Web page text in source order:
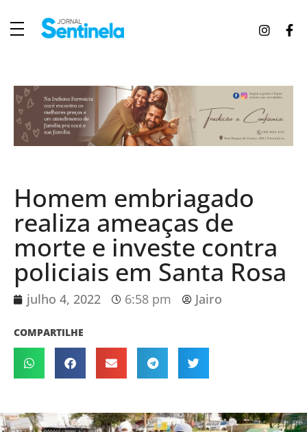
Homem embriagado
realiza ameaças de
morte e investe contra
policiais em Santa Rosa
julho 4, 2022 6:58 pm Jairo
COMPARTILHE